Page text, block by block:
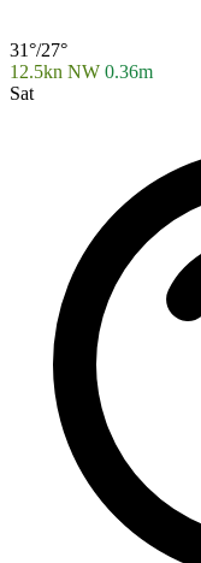
31°/27°
12.5kn NW 0.36m
Sat